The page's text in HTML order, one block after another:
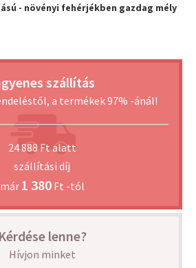
- növényi fehérjékben gazdag mély
szállítás
a termékek 97% -ánál!
24 888 Ft alatt
szállítási díj
már 1 380Ft -tól
Kérdése lenne?
Hívjon minket